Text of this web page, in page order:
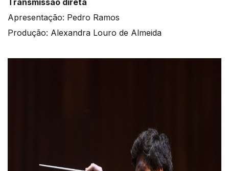
Apresentação: Pedro Ramos
Produção: Alexandra Louro de Almeida